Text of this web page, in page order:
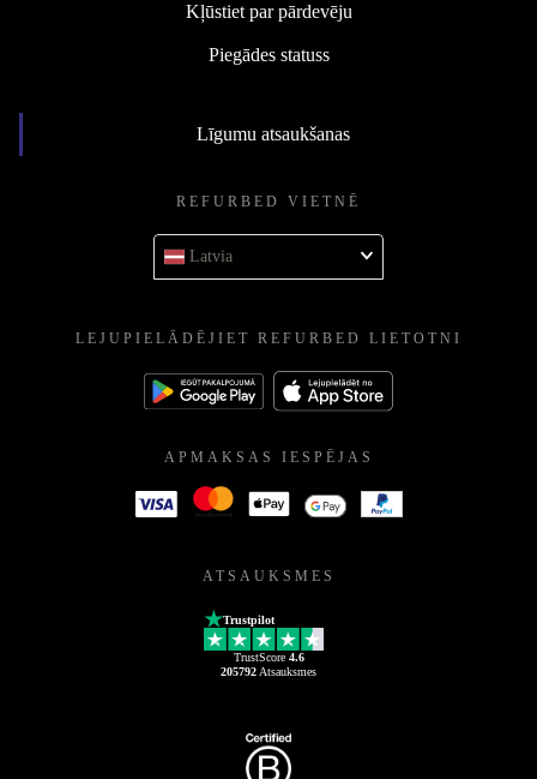
Kļūstiet par pārdevēju
Piegādes statuss
Līgumu atsaukšanas
REFURBED VIETNĒ
Latvia
LEJUPIELĀDĒJIET REFURBED LIETOTNI
APMAKSAS IESPĒJAS
ATSAUKSMES
Trustpilot
TrustScore 4.6
205792 Atsauksmes